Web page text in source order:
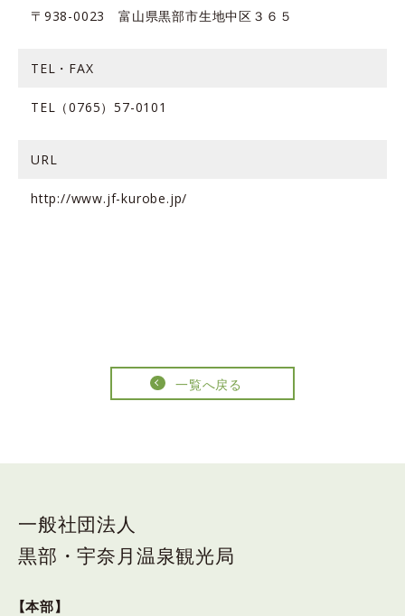
〒938-0023 富山県黒部市生地中区３６５
TEL・FAX
TEL（0765）57-0101
URL
http://www.jf-kurobe.jp/
一覧へ戻る
一般社団法人
黒部・宇奈月温泉観光局
【本部】